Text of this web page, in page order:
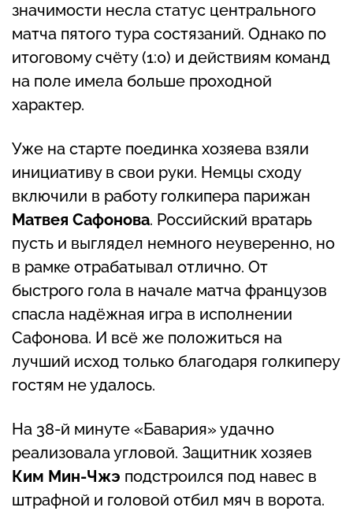
значимости несла статус центрального
матча пятого тура состязаний. Однако по
итоговому счёту (1:0) и действиям команд
на поле имела больше проходной
характер.
Уже на старте поединка хозяева взяли
инициативу в свои руки. Немцы сходу
включили в работу голкипера парижан
Матвея Сафонова. Российский вратарь
пусть и выглядел немного неуверенно, но
в рамке отрабатывал отлично. От
быстрого гола в начале матча французов
спасла надёжная игра в исполнении
Сафонова. И всё же положиться на
лучший исход только благодаря голкиперу
гостям не удалось.
На 38-й минуте «Бавария» удачно
реализовала угловой. Защитник хозяев
Ким Мин-Чжэ подстроился под навес в
штрафной и головой отбил мяч в ворота.